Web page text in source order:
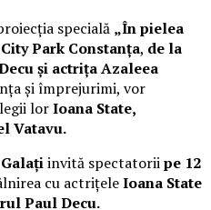
specială „În pielea
Park Constanța, de la
și actrița Azaleea
și împrejurimi, vor
lorIoana State,
Vatavu.
invită spectatoriipe 12
cu actrițeleIoana State
Paul Decu.